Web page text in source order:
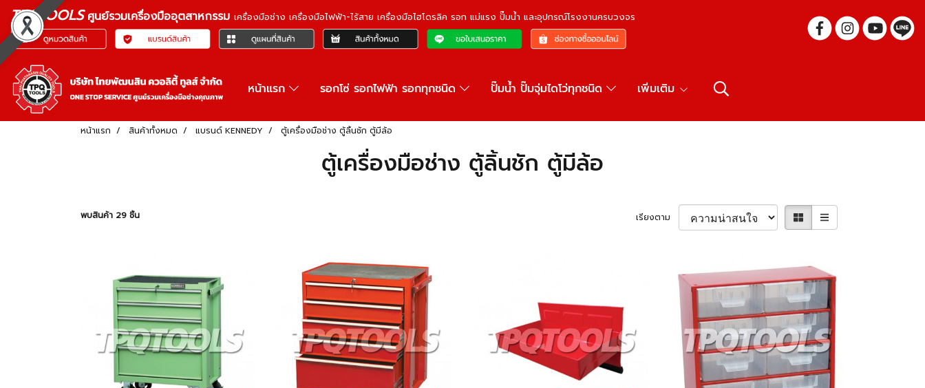
TPQTOOLSศูนย์รวมเครื่องมืออุตสาหกรรม เครื่องมือช่าง เครื่องมือไฟฟ้า-ไร้สาย เครื่องมือไฮโดรลิค รอก แม่แรง ปั๊มน้ำ และอุปกรณ์โรงงานครบวงจร
หน้าแรก รอกโซ่ รอกไฟฟ้า รอกทุกชนิด ปั๊มน้ำ ปั๊มจุ่มไดโว่ทุกชนิด เพิ่มเติม
หน้าแรก สินค้าทั้งหมด แบรนด์ KENNEDY ตู้เครื่องมือช่าง ตู้ลิ้นชัก ตู้มีล้อ
ตู้เครื่องมือช่าง ตู้ลิ้นชัก ตู้มีล้อ
พบสินค้า 29 ชิ้น เรียงตาม